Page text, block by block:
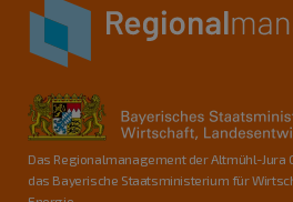
Das Regionalmanagement der Altmühl-Jura
das Bayerische Staatsministerium für